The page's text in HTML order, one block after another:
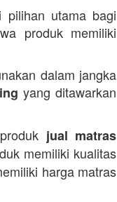
pilihan utama bagi
produk memiliki
dalam jangka
yang ditawarkan
jual matras
memiliki kualitas
harga matras